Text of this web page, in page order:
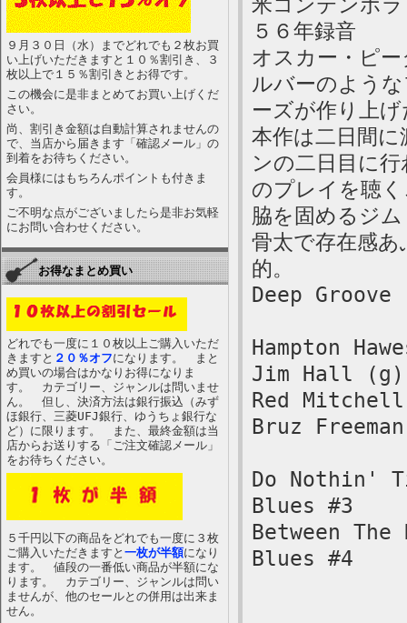
９月３０日（水）までどれでも２枚お買
い上げいただきますと１０％割引き、３
枚以上で１５％割引きとお得です。
この機会に是非まとめてお買い上げくだ
さい。
尚、割引き金額は自動計算されませんの
で、当店から届きます「確認メール」の
到着をお待ちください。
会員様にはもちろんポイントも付きま
す。
ご不明な点がございましたら是非お気軽
にお問い合わせください。
お得なまとめ買い
どれでも一度に１０枚以上ご購入いただ
きますと ２０％オフになります。 まと
め買いの場合はかなりお得になりま
す。 カテゴリー、ジャンルは問いませ
ん。 但し、決済方法は銀行振込（みず
ほ銀行、三菱UFJ銀行、ゆうちょ銀行な
ど）に限ります。 また、最終金額は当
店からお送りする「ご注文確認メール」
をお待ちください。
５千円以下の商品をどれでも一度に３枚
ご購入いただきますと 一枚が半額になり
ます。 値段の一番低い商品が半額にな
ります。 カテゴリー、ジャンルは問い
ませんが、他のセールとの併用は出来ま
せん。
５６年録音
オスカー・ピ
ルバーのよう
ーズが作り上
本作は二日間
ンの二日目に
のプレイを聴
脇を固めるジ
骨太で存在感
的。
Deep Groove
Hampton
Jim Hall (g)
Red
Bruz
Do Nothin'
Blues #3
Between
Blues #4